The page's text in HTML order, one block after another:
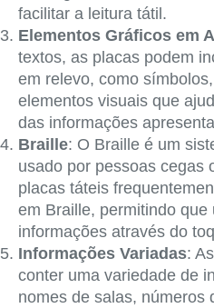
facilitar a leitura tátil.
Elementos Gráficos em
textos, as placas podem
em relevo, como
elementos visuais que
das informações
Braille: O Braille é um
usado por pessoas cegas
placas táteis
em Braille, permitindo que
informações através do
Informações Variadas:
conter uma variedade de
nomes de salas, números